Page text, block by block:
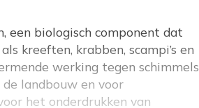
, een biologisch component dat
kreeften, krabben, scampi’s en
werking tegen schimmels
landbouw en voor
het onderdrukken van